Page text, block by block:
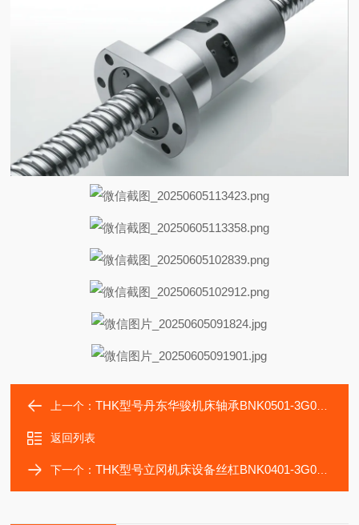
上一个：THK型号丹东华骏机床轴承BNK0501-3G0+77LC5Y丝杠
返回列表
下一个：THK型号立冈机床设备丝杠BNK0401-3G0+97LC3Y轴承